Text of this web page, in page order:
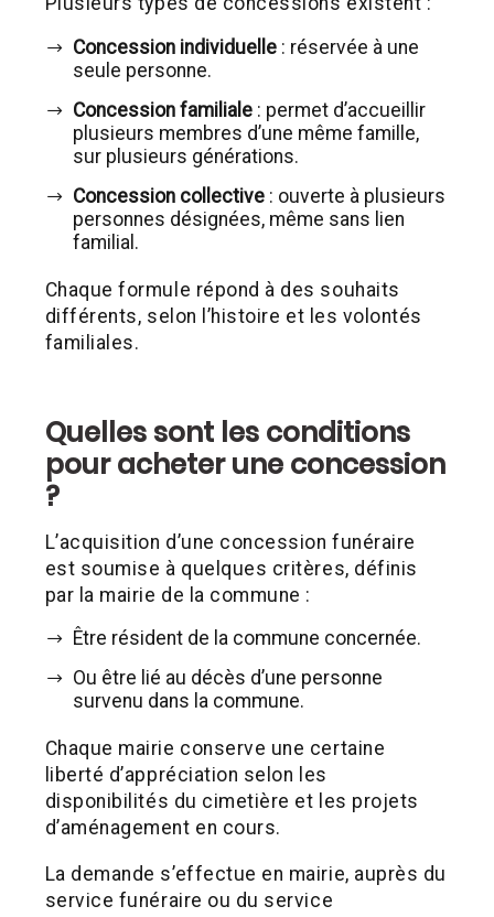
Concession individuelle: réservée à une
seule personne.
Concession familiale: permet d’accueillir
plusieurs membres d’une même famille,
sur plusieurs générations.
Concession collective: ouverte à plusieurs
personnes désignées, même sans lien
familial.
Chaque formule répond à des souhaits
différents, selon l’histoire et les volontés
familiales.
Quelles sont les conditions
pour acheter une concession
?
L’acquisition d’une concession funéraire
est soumise à quelques critères, définis
par la mairie de la commune :
Être résident de la commune concernée.
Ou être lié au décès d’une personne
survenu dans la commune.
Chaque mairie conserve une certaine
liberté d’appréciation selon les
disponibilités du cimetière et les projets
d’aménagement en cours.
La demande s’effectue en mairie, auprès du
service funéraire ou du service